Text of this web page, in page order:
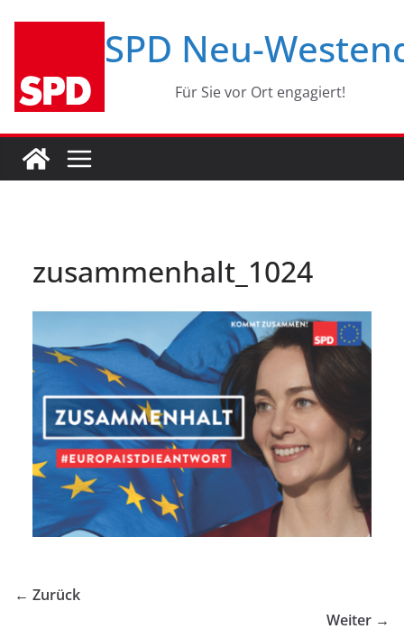
SPD Neu-
Für Sie vor Ort engagiert!
zusammenhalt_1024
← Zurück
Weiter →